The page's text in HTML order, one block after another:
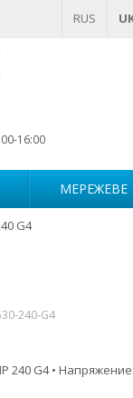
RUS
16:00
МЕРЕЖЕВЕ
G4
240-G4
240 G4 •